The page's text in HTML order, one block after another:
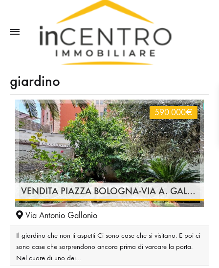
giardino
VENDITA PIAZZA BOLOGNA-VIA A. GALLONIO TRILOCALE CON GIARDINO PERIMETRALE
590.000€
Via Antonio Gallonio
Il giardino che non ti aspetti Ci sono case che si visitano. E poi ci
sono case che sorprendono ancora prima di varcare la porta.
Nel cuore di uno dei…